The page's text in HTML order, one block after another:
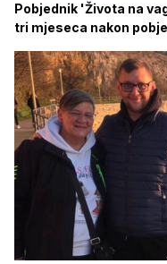
Pobjednik 'Života na
tri mjeseca nakon